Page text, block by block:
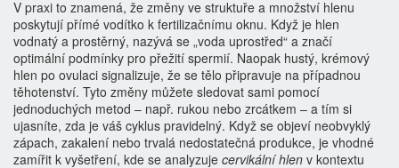
V praxi to znamená, že změny ve struktuře a množství hlenu
poskytují přímé vodítko k fertilizačnímu oknu. Když je hlen
vodnatý a prostěrný, nazývá se „voda uprostřed“ a značí
optimální podmínky pro přežití spermií. Naopak hustý, krémový
hlen po ovulaci signalizuje, že se tělo připravuje na případnou
těhotenství. Tyto změny můžete sledovat sami pomocí
jednoduchých metod – např. rukou nebo zrcátkem – a tím si
ujasníte, zda je váš cyklus pravidelný. Když se objeví neobvyklý
zápach, zakalení nebo trvalá nedostatečná produkce, je vhodné
zamířit k vyšetření, kde se analyzuje cervikální hlen v kontextu